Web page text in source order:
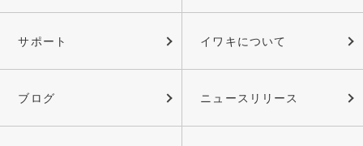
サポート イワキについて
ブログ ニュースリリース